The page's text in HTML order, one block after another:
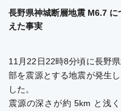
長野県神城断層地震 M6.7
えた事実
11月22日22時8分頃に長野
部を震源とする地震が発生し
した。
震源の深さが約 5km と浅く